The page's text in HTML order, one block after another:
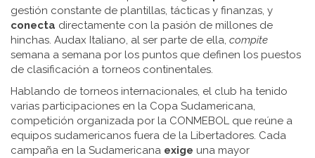
gestión constante de plantillas, tácticas y finanzas, y
conecta directamente con la pasión de millones de
hinchas. Audax Italiano, al ser parte de ella, compite
semana a semana por los puntos que definen los puestos
de clasificación a torneos continentales.
Hablando de torneos internacionales, el club ha tenido
varias participaciones en la Copa Sudamericana,
competición organizada por la CONMEBOL que reúne a
equipos sudamericanos fuera de la Libertadores. Cada
campaña en la Sudamericana exige una mayor